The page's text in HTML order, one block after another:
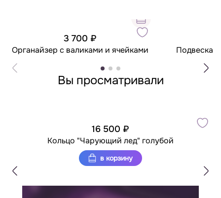
3 700 ₽
Органайзер с валиками и ячейками
Подвеска
Вы просматривали
16 500 ₽
Кольцо "Чарующий лед" голубой
в корзину